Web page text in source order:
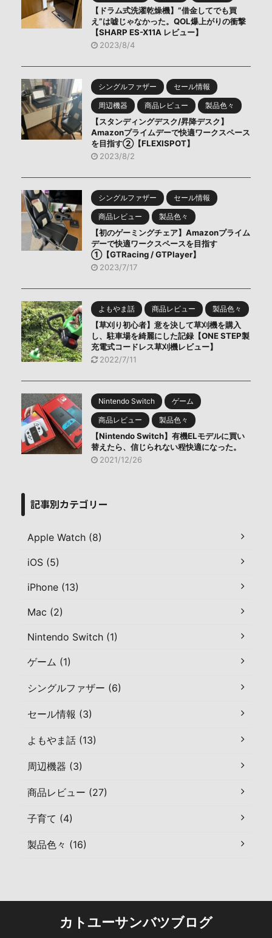
【ドラム式洗濯乾燥機】”借金してでも買
え”は嘘じゃなかった。QOL爆上がりの衝撃
【SHARP ES-X11A レビュー】
2023/8/4
シングルファザー セール情報
周辺機器 商品レビュー 製品色々
【スタンディングデスク/昇降デスク】
Amazonプライムデーで快適ワークスペース
を目指す②【FLEXISPOT】
2023/8/2
シングルファザー セール情報
商品レビュー 製品色々
【初のゲーミングチェア】Amazonプライム
デーで快適ワークスペースを目指す
①【GTRacing / GTPlayer】
2023/7/17
よもやま話 商品レビュー 製品色々
【草刈り初心者】意を決して草刈機を購入
し、駐車場を綺麗にした記録【ONE STEP製
充電式コードレス草刈機レビュー】
2022/7/11
Nintendo Switch ゲーム
商品レビュー 製品色々
【Nintendo Switch】有機ELモデルに買い
替えたら、信じられない程快適になった。
2021/12/26
記事別カテゴリー
Apple Watch (8)
iOS (5)
iPhone (13)
Mac (2)
Nintendo Switch (1)
ゲーム (1)
シングルファザー (6)
セール情報 (3)
よもやま話 (13)
周辺機器 (3)
商品レビュー (27)
子育て (4)
製品色々 (16)
カトユーサンバツブログ